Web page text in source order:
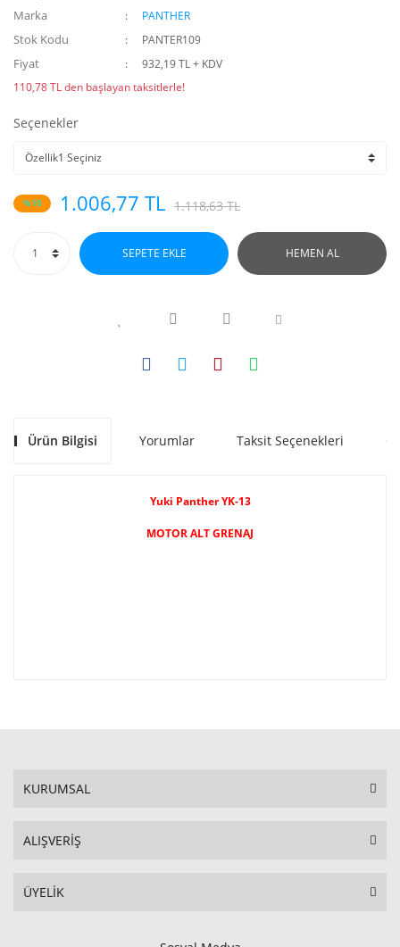
Marka PANTHER
Stok Kodu PANTER109
Fiyat
932,19 TL + KDV
110,78 TL den başlayan taksitlerle!
Seçenekler
%10 1.006,77 TL 1.118,63 TL
SEPETE EKLE HEMEN AL
Ürün Bilgisi Yorumlar Taksit Seçenekleri
Yuki Panther YK-13
MOTOR ALT GRENAJ
KURUMSAL
ALIŞVERİŞ
ÜYELİK